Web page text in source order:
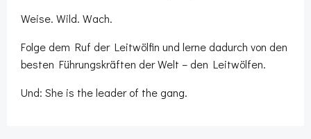
Weise. Wild. Wach.
Folge dem Ruf der Leitwölfin und lerne dadurch von den
besten Führungskräften der Welt – den Leitwölfen.
Und: She is the leader of the gang.